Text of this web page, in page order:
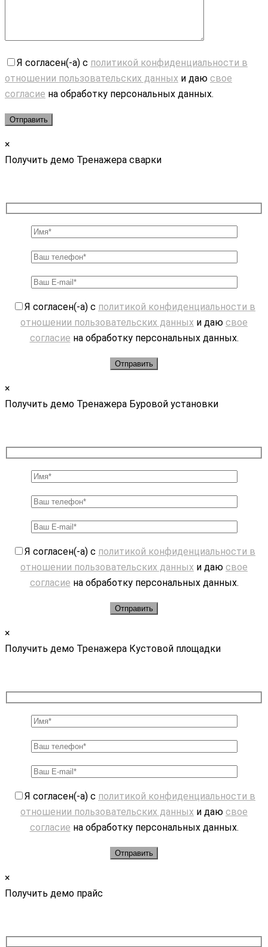
Я согласен(-а) с политикой конфиденциальности в
отношении пользовательских данных и даю свое
согласие на обработку персональных данных.
×
Получить демо Тренажера сварки
Я согласен(-а) с политикой конфиденциальности в
отношении пользовательских данных и даю свое
согласие на обработку персональных данных.
×
Получить демо Тренажера Буровой установки
Я согласен(-а) с политикой конфиденциальности в
отношении пользовательских данных и даю свое
согласие на обработку персональных данных.
×
Получить демо Тренажера Кустовой площадки
Я согласен(-а) с политикой конфиденциальности в
отношении пользовательских данных и даю свое
согласие на обработку персональных данных.
×
Получить демо прайс